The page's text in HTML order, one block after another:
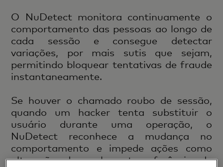
O NuDetect monitora continuamente o
comportamento das pessoas ao longo de
cada sessão e consegue detectar
variações, por mais sutis que sejam,
permitindo bloquear tentativas de fraude
instantaneamente.
Se houver o chamado roubo de sessão,
quando um hacker tenta substituir o
usuário durante uma operação, o
NuDetect reconhece a mudança no
comportamento e impede ações como
alteração de senhas, transferência de